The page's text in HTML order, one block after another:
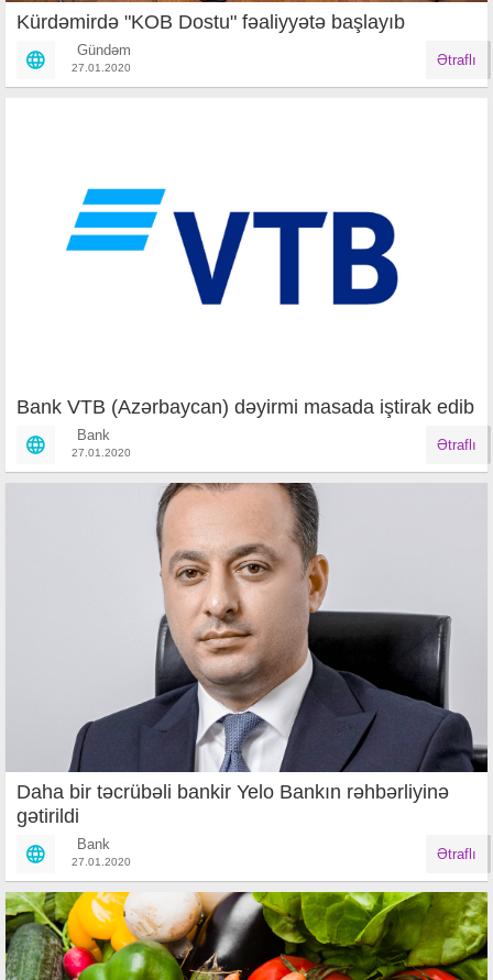
Kürdəmirdə "KOB Dostu" fəaliyyətə başlayıb
Gündəm
27.01.2020 Ətraflı
Bank VTB (Azərbaycan) dəyirmi masada iştirak edib
Bank
27.01.2020 Ətraflı
Daha bir təcrübəli bankir Yelo Bankın rəhbərliyinə
gətirildi
Bank
27.01.2020 Ətraflı